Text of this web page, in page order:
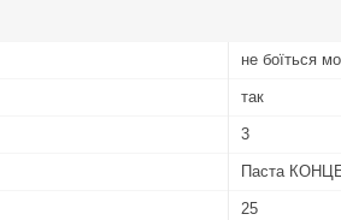
не боїться
так
3
Паста
25